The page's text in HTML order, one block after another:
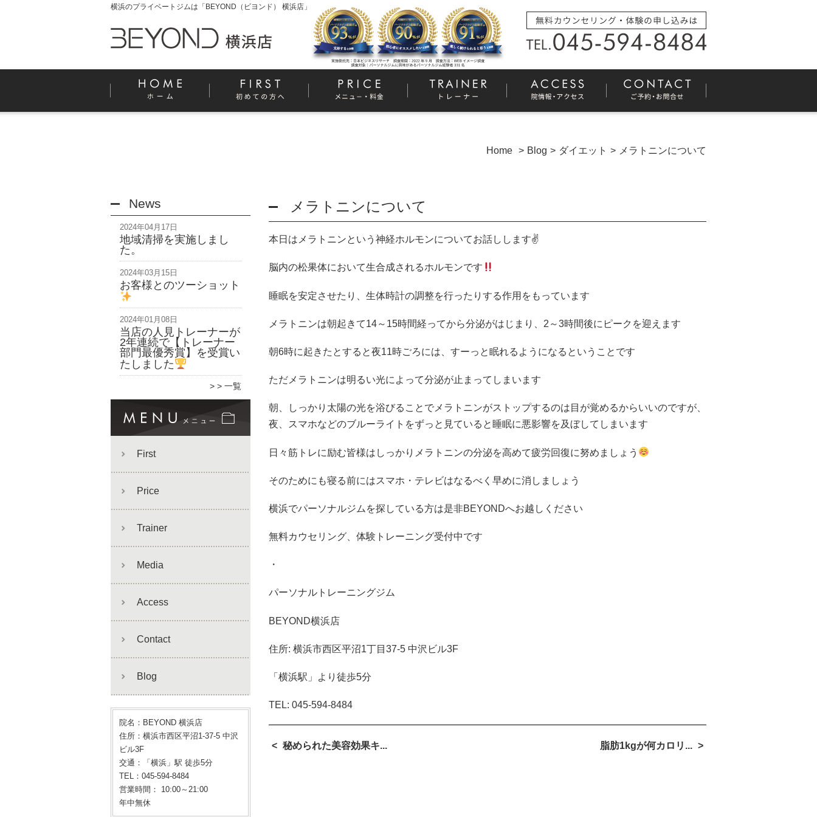
横浜のプライベートジムは「BEYOND（ビヨンド） 横浜店」
Home Blog ダイエット メラトニンについて
News
2024年04月17日
地域清掃を実施しまし
た。
2024年03月15日
お客様とのツーショット
2024年01月08日
当店の人見トレーナーが
2年連続で【トレーナー
部門最優秀賞】を受賞い
たしました
> 一覧
First
Price
Trainer
Media
Access
Contact
Blog
院名：BEYOND 横浜店
住所：横浜市西区平沼1-37-5 中沢
ビル3F
交通：「横浜」駅 徒歩5分
TEL：045-594-8484
営業時間： 10:00～21:00
年中無休
メラトニンについて
本日はメラトニンという神経ホルモンについてお話しします✌️
脳内の松果体において生合成されるホルモンです
睡眠を安定させたり、生体時計の調整を行ったりする作用をもっています
メラトニンは朝起きて14～ 15時間経ってから分泌がはじまり、 2 ～3時間後にピークを迎えます
朝6時に起きたとすると夜11時ごろには、すーっと眠れるようになるということです
ただメラトニンは明るい光によって分泌が止まってしまいます
朝、しっかり太陽の光を浴びることでメラトニンがストップするのは目が覚めるからいいのですが、
夜、スマホなどのブルーライトをずっと見ていると睡眠に悪影響を及ぼしてしまいます
日々筋トレに励む皆様はしっかりメラトニンの分泌を高めて疲労回復に努めましょう
そのためにも寝る前にはスマホ・テレビはなるべく早めに消しましょう
横浜でパーソナルジムを探している方は是非BEYONDへお越しください
無料カウセリング、体験トレーニング受付中です
・
パーソナルトレーニングジム
BEYOND横浜店
住所: 横浜市西区平沼1丁目 37-5 中沢ビル3F
「横浜駅」より徒歩5分
TEL: 045-594-8484
秘められた美容効果キ... 脂肪1kgが何カロリ...